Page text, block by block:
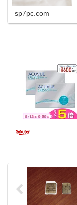
sp7pc.com